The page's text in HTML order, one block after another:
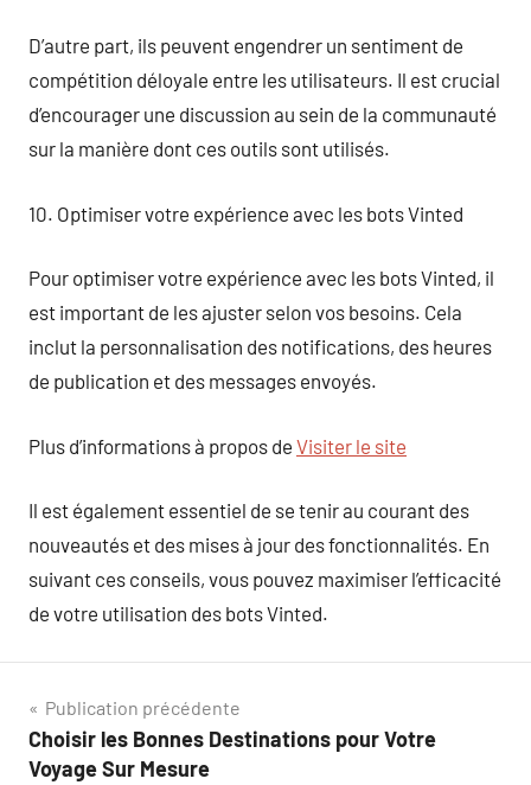
D’autre part, ils peuvent engendrer un sentiment de
compétition déloyale entre les utilisateurs. Il est crucial
d’encourager une discussion au sein de la communauté
sur la manière dont ces outils sont utilisés.
10. Optimiser votre expérience avec les bots Vinted
Pour optimiser votre expérience avec les bots Vinted, il
est important de les ajuster selon vos besoins. Cela
inclut la personnalisation des notifications, des heures
de publication et des messages envoyés.
Plus d’informations à propos de Visiter le site
Il est également essentiel de se tenir au courant des
nouveautés et des mises à jour des fonctionnalités. En
suivant ces conseils, vous pouvez maximiser l’efficacité
de votre utilisation des bots Vinted.
Navigation
de
Publication précédente
Choisir les Bonnes Destinations pour Votre
Voyage Sur Mesure